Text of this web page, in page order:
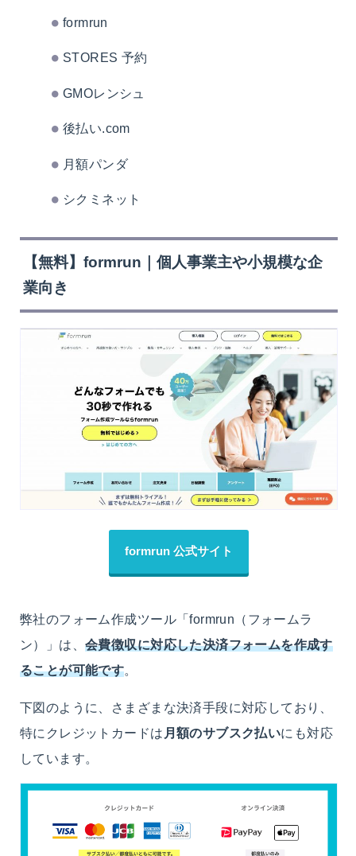
formrun
STORES 予約
GMOレンシュ
後払い.com
月額パンダ
シクミネット
【無料】formrun｜個人事業主や小規模な企
業向き
formrun 公式サイト
弊社のフォーム作成ツール「formrun（フォームラ
ン）」は、会費徴収に対応した決済フォームを作成す
ることが可能です。
下図のように、さまざまな決済手段に対応しており、
特にクレジットカードは 月額のサブスク払いにも対応
しています。